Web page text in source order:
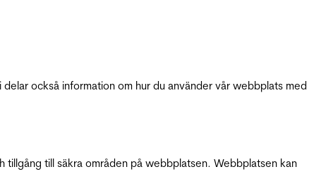
också information om hur du använder vår webbplats med
till säkra områden på webbplatsen. Webbplatsen kan